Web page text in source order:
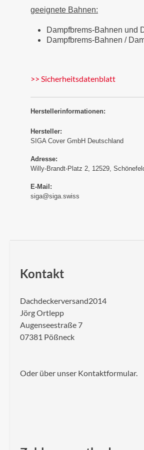
geeignete Bahnen:
Dampfbrems-Bahnen und
Dampfbrems-Bahnen /
>> Sicherheitsdatenblatt
Herstellerinformationen:
Hersteller:
SIGA Cover GmbH Deutschland
Adresse:
Willy-Brandt-Platz 2, 12529,
E-Mail:
siga@siga.swiss
Kontakt
Dachdeckerversand2014
Jörg Ortlepp
Augenseestraße 7
07381 Pößneck
Oder über unser Kontaktformular.